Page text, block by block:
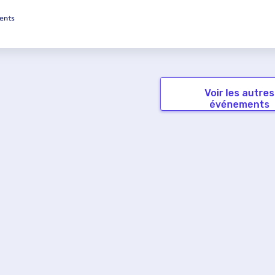
Voir les autres
événements